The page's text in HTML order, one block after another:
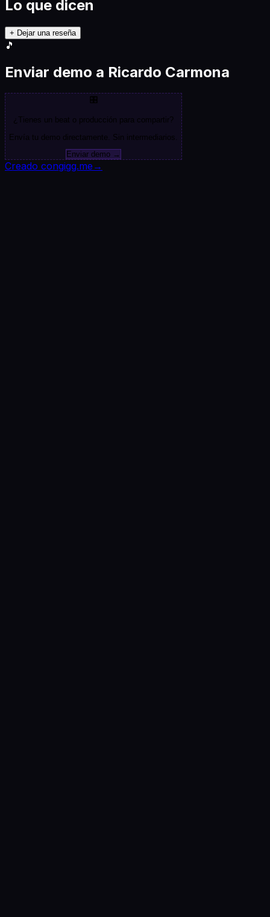
Lo que dicen
+ Dejar una reseña
🎵
Enviar demo a Ricardo Carmona
🎛️
¿Tienes un beat o producción para compartir?
Envía tu demo directamente. Sin intermediarios.
Enviar demo →
Creado congigg.me →